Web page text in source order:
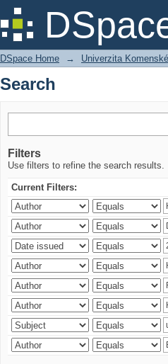
Search
DSpace Home → Univerzita
Search
Filters
Use filters to refine the search results.
Current Filters: